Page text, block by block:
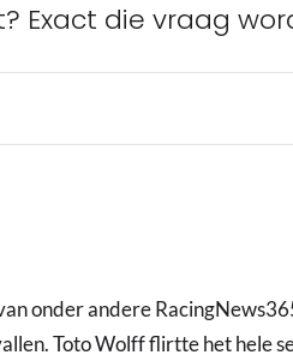
Exact die vraag
onder andere
Toto Wolff flirtte het hele